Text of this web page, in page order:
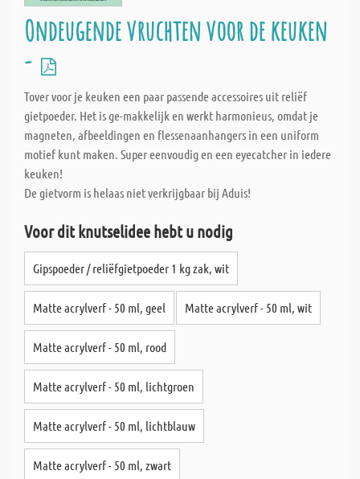
Ondeugende vruchten voor de keuken
-
Tover voor je keuken een paar passende accessoires uit reliëf
gietpoeder. Het is ge-makkelijk en werkt harmonieus, omdat je
magneten, afbeeldingen en flessenaanhangers in een uniform
motief kunt maken. Super eenvoudig en een eyecatcher in iedere
keuken!
De gietvorm is helaas niet verkrijgbaar bij Aduis!
Voor dit knutselidee hebt u nodig
Gipspoeder / reliëfgietpoeder 1 kg zak, wit
Matte acrylverf - 50 ml, geel Matte acrylverf - 50 ml, wit
Matte acrylverf - 50 ml, rood
Matte acrylverf - 50 ml, lichtgroen
Matte acrylverf - 50 ml, lichtblauw
Matte acrylverf - 50 ml, zwart